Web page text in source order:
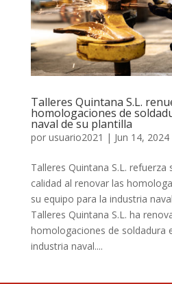
Talleres Quintana S.L.
homologaciones de
naval de su plantilla
por usuario2021 | Jun 14, 2024
Talleres Quintana S.L.
calidad al renovar las
su equipo para la industria
Talleres Quintana S.L. ha
homologaciones de soldadura
industria naval....